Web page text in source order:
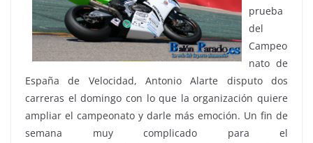
prueba
del
Campeo
nato de
España de Velocidad, Antonio Alarte disputo dos
carreras el domingo con lo que la organización quiere
ampliar el campeonato y darle más emoción. Un fin de
semana muy complicado para el